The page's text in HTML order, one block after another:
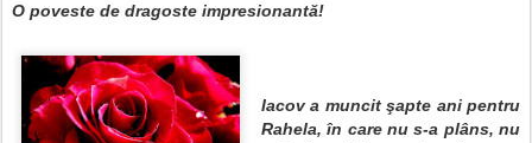
O poveste de dragoste impresionantă!
Iacov a muncit şapte ani pentru
Rahela, în care nu s-a plâns, nu